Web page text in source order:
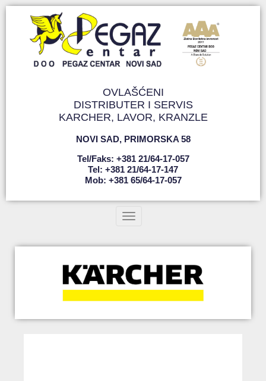
OVLAŠĆENI
DISTRIBUTER I SERVIS
KARCHER, LAVOR, KRANZLE
NOVI SAD, PRIMORSKA 58
Tel/faks: +381 21/64-17-057
Tel: +381 21/64-17-147
Mob: +381 65/64-17-057
Toggle navigation